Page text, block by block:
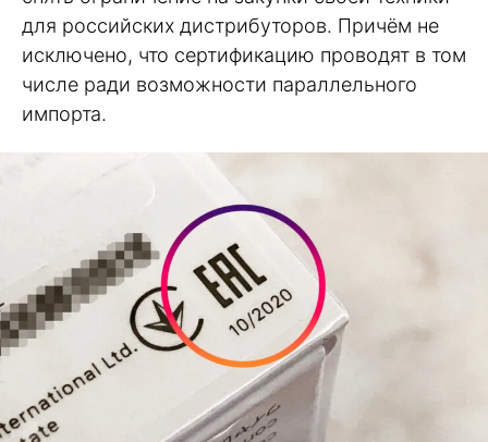
для российских дистрибуторов. Причём не
исключено, что сертификацию проводят в том
числе ради возможности параллельного
импорта.